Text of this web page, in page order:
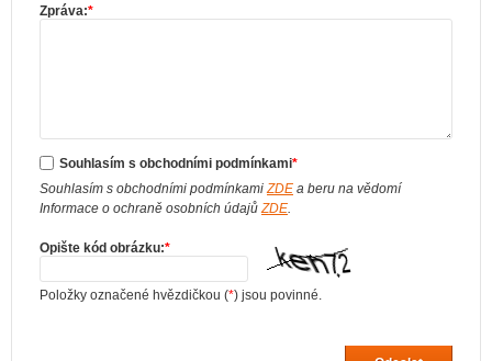
Zpráva:*
Souhlasím s obchodními podmínkami*
Souhlasím s obchodními podmínkamiZDE a beru na vědomí
Informace o ochraně osobních údajůZDE.
Opište kód obrázku:*
Položky označené hvězdičkou (*) jsou povinné.